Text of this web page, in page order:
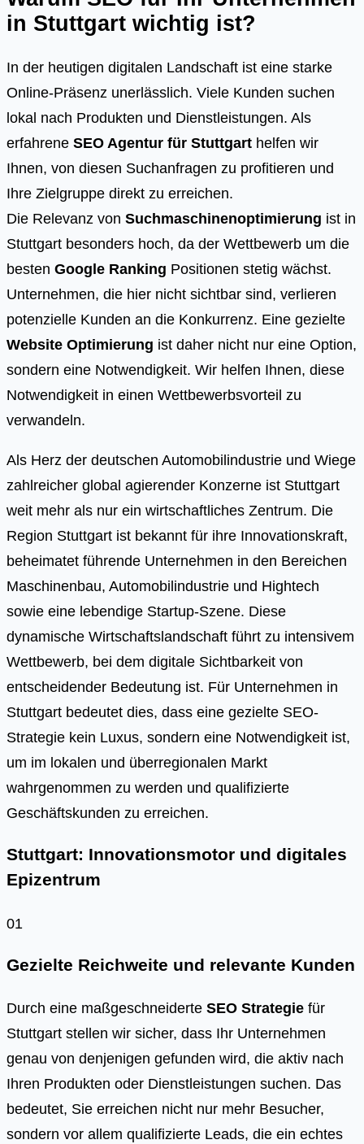
in Stuttgart wichtig ist?
In der heutigen digitalen Landschaft ist eine starke
Online-Präsenz unerlässlich. Viele Kunden suchen
lokal nach Produkten und Dienstleistungen. Als
erfahrene SEO Agentur für Stuttgart helfen wir
Ihnen, von diesen Suchanfragen zu profitieren und
Ihre Zielgruppe direkt zu erreichen.
Die Relevanz von Suchmaschinenoptimierung ist in
Stuttgart besonders hoch, da der Wettbewerb um die
besten Google Ranking Positionen stetig wächst.
Unternehmen, die hier nicht sichtbar sind, verlieren
potenzielle Kunden an die Konkurrenz. Eine gezielte
Website Optimierung ist daher nicht nur eine Option,
sondern eine Notwendigkeit. Wir helfen Ihnen, diese
Notwendigkeit in einen Wettbewerbsvorteil zu
verwandeln.
Als Herz der deutschen Automobilindustrie und Wiege
zahlreicher global agierender Konzerne ist Stuttgart
weit mehr als nur ein wirtschaftliches Zentrum. Die
Region Stuttgart ist bekannt für ihre Innovationskraft,
beheimatet führende Unternehmen in den Bereichen
Maschinenbau, Automobilindustrie und Hightech
sowie eine lebendige Startup-Szene. Diese
dynamische Wirtschaftslandschaft führt zu intensivem
Wettbewerb, bei dem digitale Sichtbarkeit von
entscheidender Bedeutung ist. Für Unternehmen in
Stuttgart bedeutet dies, dass eine gezielte SEO-
Strategie kein Luxus, sondern eine Notwendigkeit ist,
um im lokalen und überregionalen Markt
wahrgenommen zu werden und qualifizierte
Geschäftskunden zu erreichen.
Stuttgart: Innovationsmotor und digitales
Epizentrum
01
Gezielte Reichweite und relevante Kunden
Durch eine maßgeschneiderte SEO Strategie für
Stuttgart stellen wir sicher, dass Ihr Unternehmen
genau von denjenigen gefunden wird, die aktiv nach
Ihren Produkten oder Dienstleistungen suchen. Das
bedeutet, Sie erreichen nicht nur mehr Besucher,
sondern vor allem qualifizierte Leads, die ein echtes